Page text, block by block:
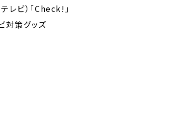
レビ）「Check!」
対策グッズ